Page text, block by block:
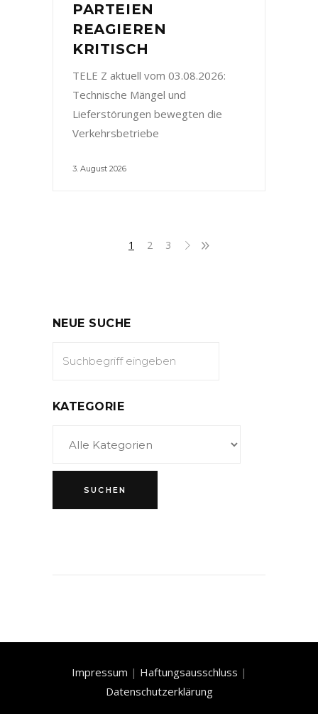
PARTEIEN
REAGIEREN
KRITISCH
TELE Z aktuell vom 03.08.2026:
Technische Mängel und
Lieferstörungen bewegten die
Verkehrsbetriebe
3. August 2026
1 2 3
NEUE SUCHE
KATEGORIE
Impressum | Haftungsausschluss |
Datenschutzerklärung